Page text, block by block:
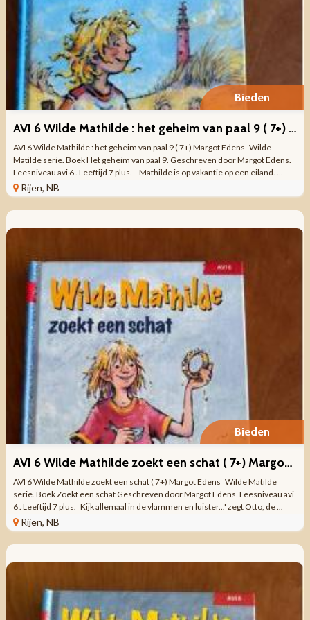
Bieden
AVI 6 Wilde Mathilde : het geheim van paal 9 ( 7+) Margot Edens
AVI 6 Wilde Mathilde : het geheim van paal 9 ( 7+) Margot Edens Wilde
Matilde serie. Boek Het geheim van paal 9. Geschreven door Margot Edens.
Leesniveau avi 6 . Leeftijd 7 plus. Mathilde is op vakantie op een eiland. ...
Rijen, NB
Bieden
AVI 6 Wilde Mathilde zoekt een schat ( 7+) Margot Edens
AVI 6 Wilde Mathilde zoekt een schat ( 7+) Margot Edens Wilde Matilde
serie. Boek Zoekt een schat Geschreven door Margot Edens. Leesniveau avi
6 . Leeftijd 7 plus. Kijk allemaal in de vlammen en luister...' zegt Otto, de ...
Rijen, NB